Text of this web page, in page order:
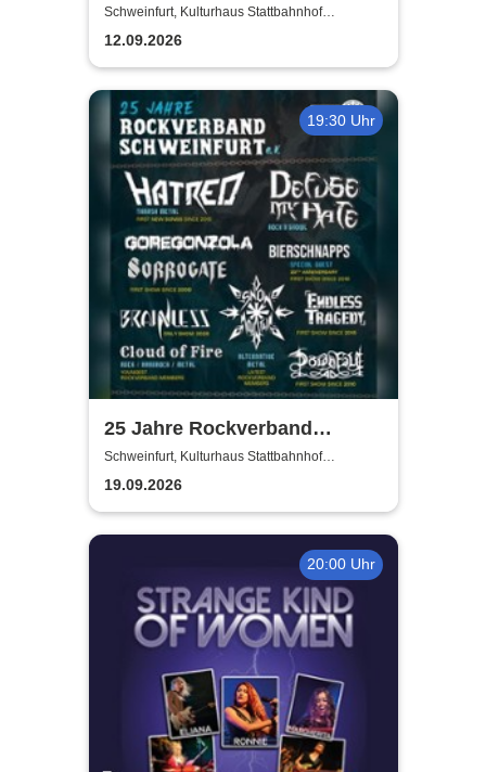
Action presents
Schweinfurt, Kulturhaus Stattbahnhof
Schweinfurt
12.09.2026
19:30 Uhr
25 Jahre Rockverband
Schweinfurt e.V.
Schweinfurt, Kulturhaus Stattbahnhof
Schweinfurt
19.09.2026
20:00 Uhr